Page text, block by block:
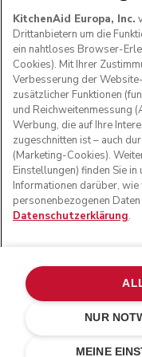
und das Design der
Marken in
Meine cookies
KitchenAid Europa, Inc.
Drittanbietern um die
ein nahtloses Browser-
Cookies). Mit Ihrer
Verbesserung der
zusätzlicher Funktionen
und Reichweitenmessung
Werbung, die auf Ihre
zugeschnitten ist – auch
(Marketing-Cookies).
Einstellungen) finden Sie in
Informationen darüber,
personenbezogenen
Datenschutzerklärung.
MEINE
NUR